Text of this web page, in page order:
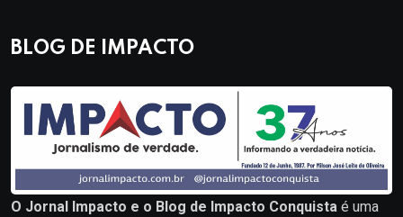
BLOG DE IMPACTO
O Jornal Impacto e o Blog de Impacto Conquista é uma